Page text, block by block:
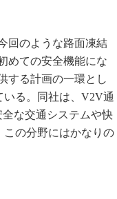
回のような路面凍結
めての安全機能にな
する計画の一環とし
る。同社は、V2V通
全な交通システムや快
の分野にはかなりの